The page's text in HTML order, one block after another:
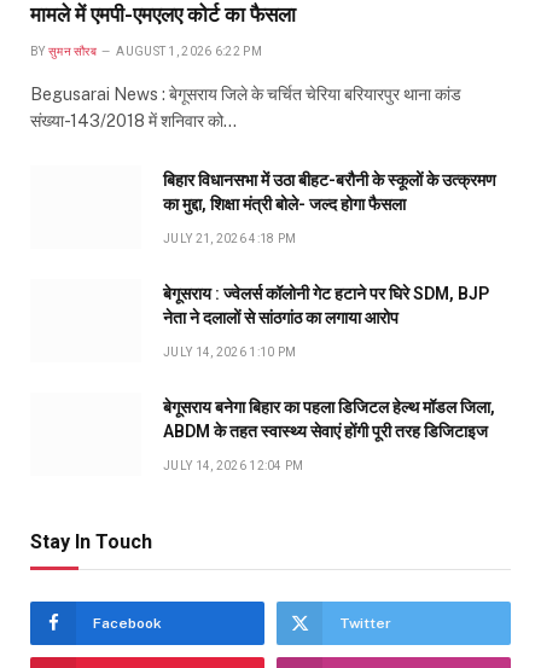
मामले में एमपी-एमएलए कोर्ट का फैसला
BY सुमन सौरब AUGUST 1, 2026 6:22 PM
Begusarai News : बेगूसराय जिले के चर्चित चेरिया बरियारपुर थाना कांड
संख्या-143/2018 में शनिवार को…
बिहार विधानसभा में उठा बीहट-बरौनी के स्कूलों के उत्क्रमण
का मुद्दा, शिक्षा मंत्री बोले- जल्द होगा फैसला
JULY 21, 2026 4:18 PM
बेगूसराय : ज्वेलर्स कॉलोनी गेट हटाने पर घिरे SDM, BJP
नेता ने दलालों से सांठगांठ का लगाया आरोप
JULY 14, 2026 1:10 PM
बेगूसराय बनेगा बिहार का पहला डिजिटल हेल्थ मॉडल जिला,
ABDM के तहत स्वास्थ्य सेवाएं होंगी पूरी तरह डिजिटाइज
JULY 14, 2026 12:04 PM
Stay In Touch
Facebook Twitter